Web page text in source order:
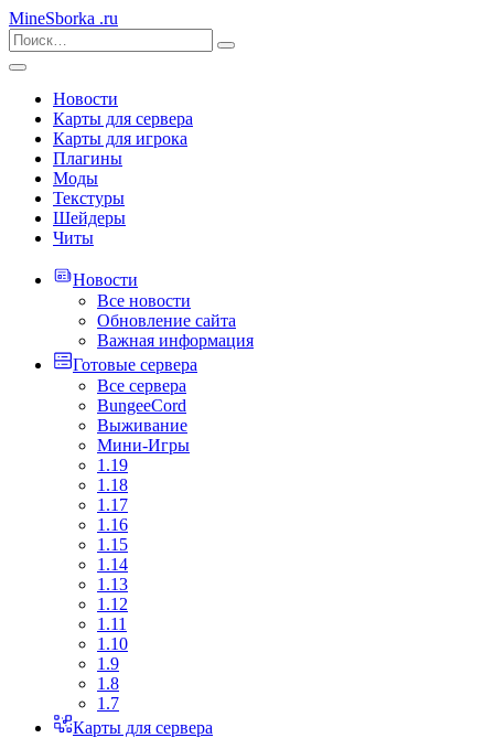
MineSborka .ru
Новости
Карты для сервера
Карты для игрока
Плагины
Моды
Текстуры
Шейдеры
Читы
Новости
Все новости
Обновление сайта
Важная информация
Готовые сервера
Все сервера
BungeeCord
Выживание
Мини-Игры
1.19
1.18
1.17
1.16
1.15
1.14
1.13
1.12
1.11
1.10
1.9
1.8
1.7
Карты для сервера